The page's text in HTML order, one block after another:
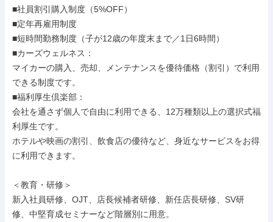
■社員割引購入制度（5%OFF）
■定年再雇用制度
■短時間勤務制度（子が12歳の年度末まで／1日6時間）
■カーズウェルネス：
マイカーの購入、売却、メンテナンスを優待価格（割引）で利用
できる制度です。
■福利厚生倶楽部：
会社を通さず個人で自由に利用できる、12万種類以上の選択式福
利厚生です。
ホテルや映画の割引、飲食店の優待など、身近なサービスをお得
に利用できます。
＜教育・研修＞
新入社員研修、OJT、店長候補者研修、新任店長研修、SV研
修、中堅育成セミナーなど階層別に用意。